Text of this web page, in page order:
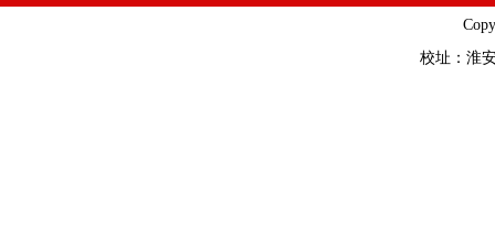
校址：淮